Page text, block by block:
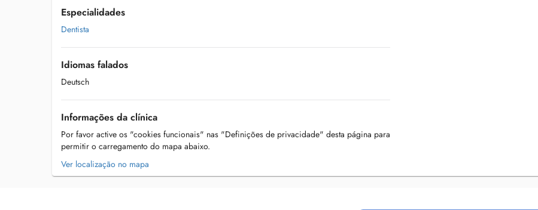
Especialidades
Dentista
Idiomas falados
Deutsch
Informações da clínica
Por favor active os "cookies funcionais" nas "Definições de privacidade" desta página para
permitir o carregamento do mapa abaixo.
Ver localização no mapa